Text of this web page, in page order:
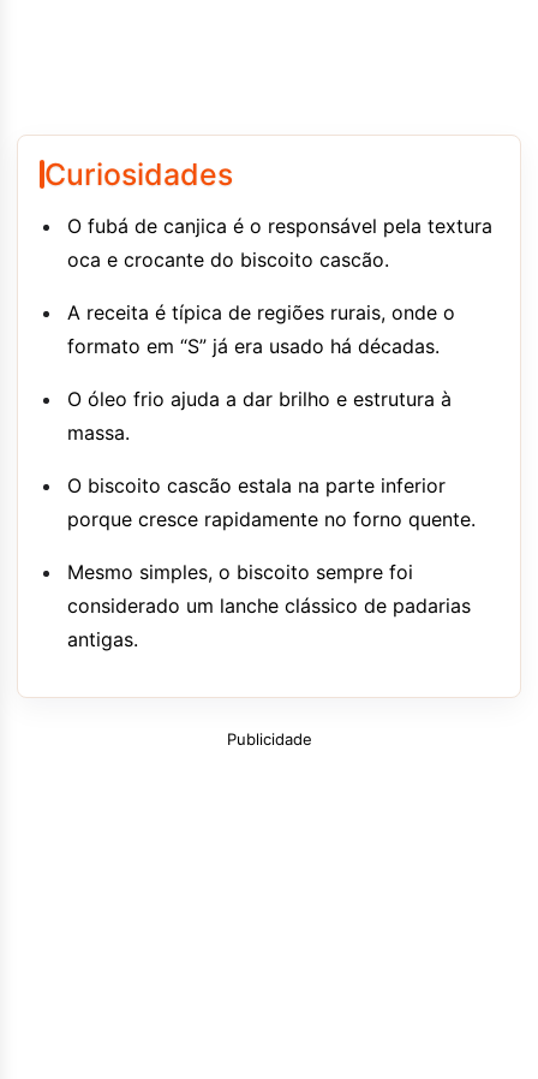
Curiosidades
O fubá de canjica é o responsável pela textura
oca e crocante do biscoito cascão.
A receita é típica de regiões rurais, onde o
formato em “S” já era usado há décadas.
O óleo frio ajuda a dar brilho e estrutura à
massa.
O biscoito cascão estala na parte inferior
porque cresce rapidamente no forno quente.
Mesmo simples, o biscoito sempre foi
considerado um lanche clássico de padarias
antigas.
Publicidade